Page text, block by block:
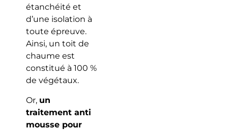
étanchéité et
d’une isolation à
toute épreuve.
Ainsi, un toit de
chaume est
constitué à 100 %
de végétaux.
Or, un
traitement anti
mousse pour